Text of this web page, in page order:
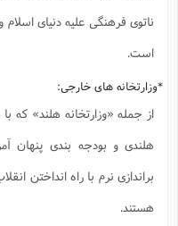
ناتوی فرهنگی علیه دنیای
است.
*وزارتخانه های خارجی:
از جمله «وزارتخانه هلند» که
هلندی و بودجه بندی پنهان
براندازی نرم با راه انداختن
هستند.